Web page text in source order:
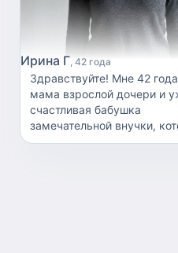
Ирина Г 42 года
Здравствуйте! Мне 42 года. Я
мама взрослой дочери и
счастливая бабушка
замечательной внучки,
сейчас 1 год и 2 месяца.